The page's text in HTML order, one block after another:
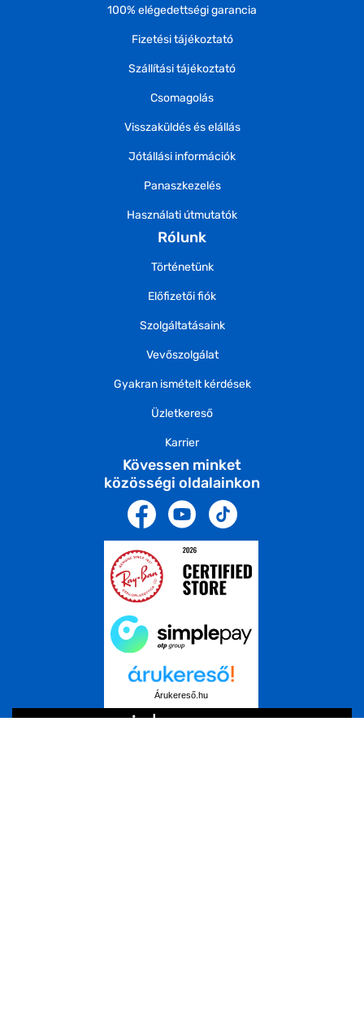
100% elégedettségi garancia
Fizetési tájékoztató
Szállítási tájékoztató
Csomagolás
Visszaküldés és elállás
Jótállási információk
Panaszkezelés
Használati útmutatók
Rólunk
Történetünk
Előfizetői fiók
Szolgáltatásaink
Vevőszolgálat
Gyakran ismételt kérdések
Üzletkereső
Karrier
Kövessen minket
közösségi oldalainkon
Árukereső.hu